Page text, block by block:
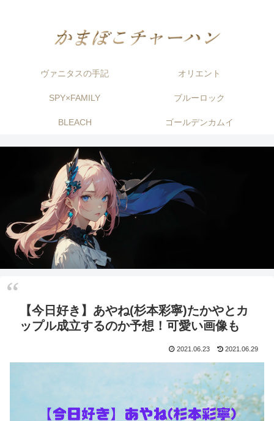
ヴァニタスの手記 オリエント
SPY×FAMILY ブルーロック
BLEACH ゴールデンカムイ
【今日好き】あやね(杉本彩寧)たかやとカ
ップル成立するのか予想！可愛い画像も
2021.06.23 2021.06.29